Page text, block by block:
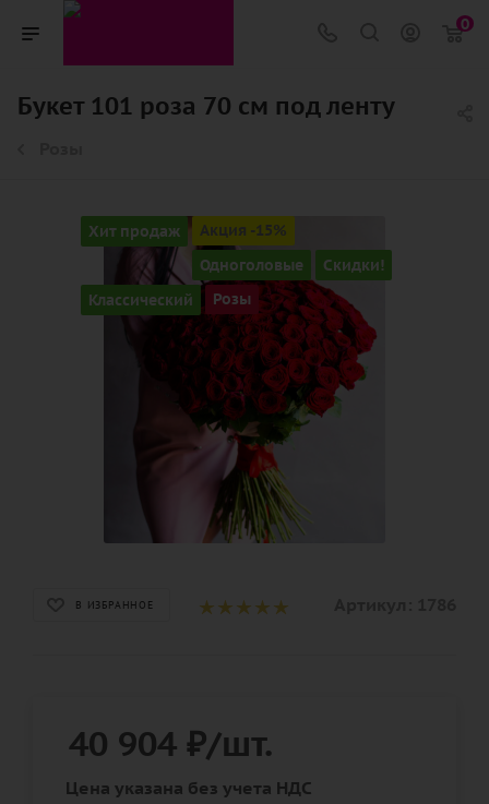
0
Букет 101 роза 70 см под ленту
Хит продаж Акция -15%
Одноголовые
Скидки!
Классический
Розы
В ИЗБРАННОЕ
40 904 ₽/шт.
Цена указана без учета НДС